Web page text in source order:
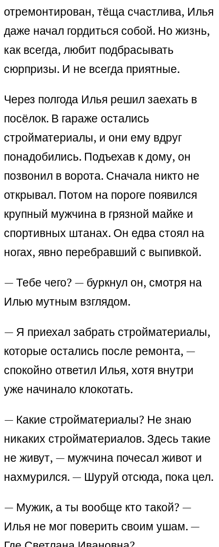
отремонтирован, тёща счастлива, Илья
даже начал гордиться собой. Но жизнь,
как всегда, любит подбрасывать
сюрпризы. И не всегда приятные.
Через полгода Илья решил заехать в
посёлок. В гараже остались
стройматериалы, и они ему вдруг
понадобились. Подъехав к дому, он
позвонил в ворота. Сначала никто не
открывал. Потом на пороге появился
крупный мужчина в грязной майке и
спортивных штанах. Он едва стоял на
ногах, явно перебравший с выпивкой.
— Тебе чего? — буркнул он, смотря на
Илью мутным взглядом.
— Я приехал забрать стройматериалы,
которые остались после ремонта, —
спокойно ответил Илья, хотя внутри
уже начинало клокотать.
— Какие стройматериалы? Не знаю
никаких стройматериалов. Здесь такие
не живут, — мужчина почесал живот и
нахмурился. — Шуруй отсюда, пока цел.
— Мужик, а ты вообще кто такой? —
Илья не мог поверить своим ушам. —